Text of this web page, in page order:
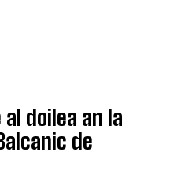
doilea an la
de